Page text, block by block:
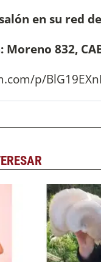
en su red de
832,
p/